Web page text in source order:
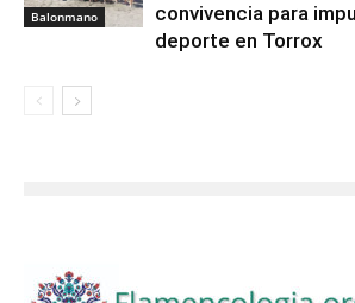
Balonmano
convivencia para
deporte en Torrox